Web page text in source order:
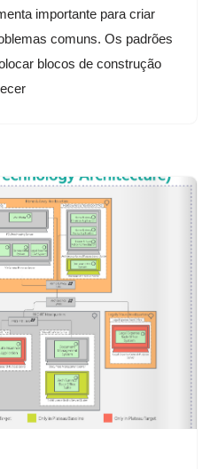
importante para criar
comuns. Os padrões
blocos de construção